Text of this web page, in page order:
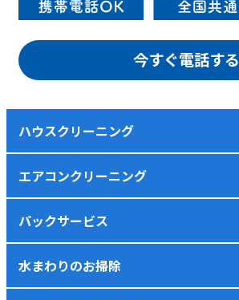
今すぐ電話する
ハウスクリーニング
エアコンクリーニング
パックサービス
水まわりのお掃除